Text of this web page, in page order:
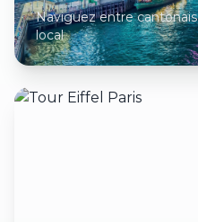
Naviguez entre
local